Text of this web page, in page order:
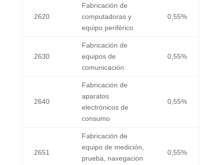
2620
Fabricación de
computadoras y
equipo periférico
0,55%
2630
Fabricación de
equipos de
comunicación
0,55%
2640
Fabricación de
aparatos
electrónicos de
consumo
0,55%
2651
Fabricación de
equipo de medición,
prueba, navegación
0,55%